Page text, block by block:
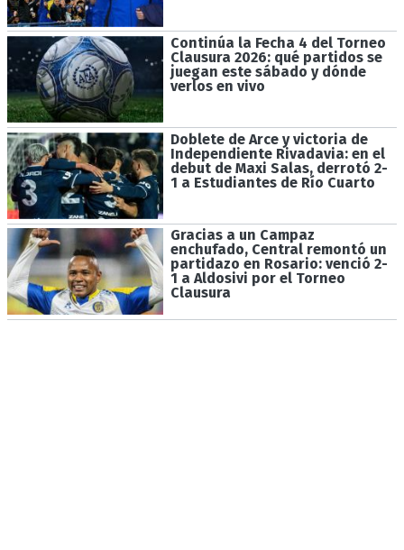
Continúa la Fecha 4 del Torneo
Clausura 2026: qué partidos se
juegan este sábado y dónde
verlos en vivo
Doblete de Arce y victoria de
Independiente Rivadavia: en el
debut de Maxi Salas, derrotó 2-
1 a Estudiantes de Río Cuarto
Gracias a un Campaz
enchufado, Central remontó un
partidazo en Rosario: venció 2-
1 a Aldosivi por el Torneo
Clausura